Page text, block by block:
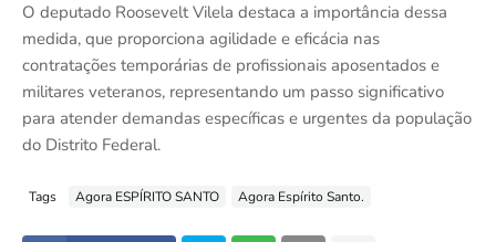
O deputado Roosevelt Vilela destaca a importância dessa
medida, que proporciona agilidade e eficácia nas
contratações temporárias de profissionais aposentados e
militares veteranos, representando um passo significativo
para atender demandas específicas e urgentes da população
do Distrito Federal.
Tags Agora ESPÍRITO SANTO Agora Espírito Santo.